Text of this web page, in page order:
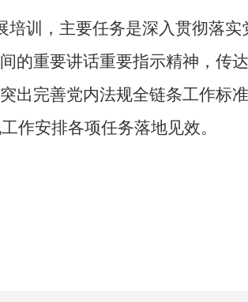
训，主要任务是深入贯彻落
的重要讲话重要指示精神，传
出完善党内法规全链条工作标
作安排各项任务落地见效。